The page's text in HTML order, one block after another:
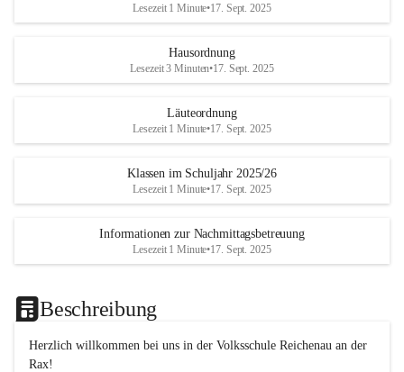
Lesezeit 1 Minute•17. Sept. 2025
Hausordnung
Lesezeit 3 Minuten•17. Sept. 2025
Läuteordnung
Lesezeit 1 Minute•17. Sept. 2025
Klassen im Schuljahr 2025/26
Lesezeit 1 Minute•17. Sept. 2025
Informationen zur Nachmittagsbetreuung
Lesezeit 1 Minute•17. Sept. 2025
Beschreibung
Herzlich willkommen bei uns in der Volksschule Reichenau an der
Rax!